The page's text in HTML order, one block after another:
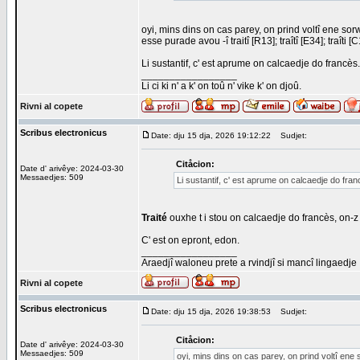
oyi, mins dins on cas parey, on prind voltî ene
esse purade avou -î traitî [R13]; traîtî [E34]; traîti
Li sustantif, c' est aprume on calcaedje do
Li ci ki n' a k' on toû n' vike k' on djoû.
Rivni al copete
Scribus electronicus
Date d' arivêye: 2024-03-30
Messaedjes: 509
Date: dju 15 dja, 2026 19:12:22 Sudjet:
Citåcion:
Li sustantif, c' est aprume on calcaedje do
Traité ouxhe t i stou on calcaedje do francès, on-
C' est on epront, edon.
Araedjî waloneu prete a rvindjî si mancî lingaedje
Rivni al copete
Scribus electronicus
Date d' arivêye: 2024-03-30
Messaedjes: 509
Date: dju 15 dja, 2026 19:38:53 Sudjet:
Citåcion:
oyi, mins dins on cas parey, on prind voltî ene